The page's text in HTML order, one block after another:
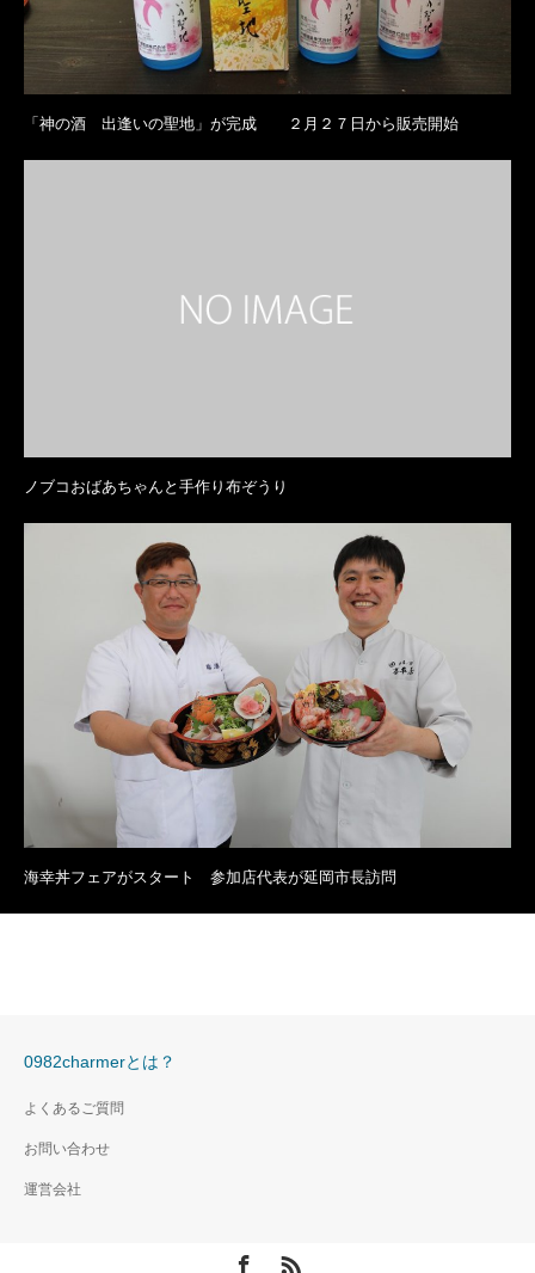
「神の酒 出逢いの聖地」が完成 ２月２７日から販売開始
ノブコおばあちゃんと手作り布ぞうり
海幸丼フェアがスタート 参加店代表が延岡市長訪問
0982charmerとは？
よくあるご質問
お問い合わせ
運営会社